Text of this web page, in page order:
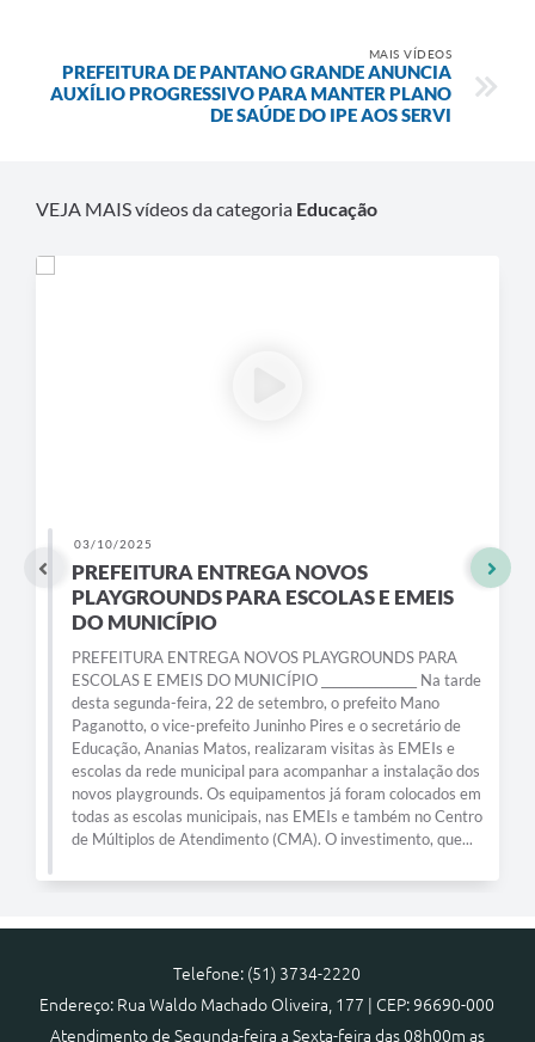
MAIS VÍDEOS
PREFEITURA DE PANTANO GRANDE ANUNCIA
AUXÍLIO PROGRESSIVO PARA MANTER PLANO
DE SAÚDE DO IPE AOS SERVI
VEJA MAIS vídeos da categoria Educação
03/10/2025
PREFEITURA ENTREGA NOVOS
PLAYGROUNDS PARA ESCOLAS E EMEIS
DO MUNICÍPIO
PREFEITURA ENTREGA NOVOS PLAYGROUNDS PARA
ESCOLAS E EMEIS DO MUNICÍPIO ________________ Na tarde
desta segunda-feira, 22 de setembro, o prefeito Mano
Paganotto, o vice-prefeito Juninho Pires e o secretário de
Educação, Ananias Matos, realizaram visitas às EMEIs e
escolas da rede municipal para acompanhar a instalação dos
novos playgrounds. Os equipamentos já foram colocados em
todas as escolas municipais, nas EMEIs e também no Centro
de Múltiplos de Atendimento (CMA). O investimento, que...
Telefone: (51) 3734-2220
Endereço: Rua Waldo Machado Oliveira, 177 | CEP: 96690-000
Atendimento de Segunda-feira a Sexta-feira das 08h00m as